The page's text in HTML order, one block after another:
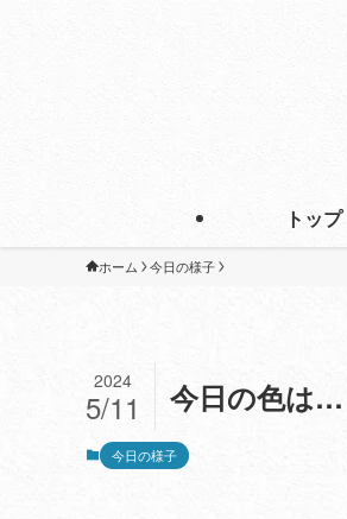
トップ
ホーム 今日の様子
今日の色は…
2024
5/11
今日の様子